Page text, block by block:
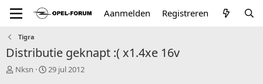
Aanmelden Registreren
Tigra
Distributie geknapt :( x1.4xe 16v
T
Nksn
S
29 jul 2012